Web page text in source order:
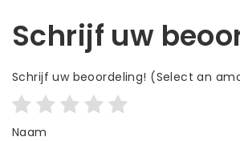
Schrijf uw
Schrijf uw beoordeling! (Select an
Naam